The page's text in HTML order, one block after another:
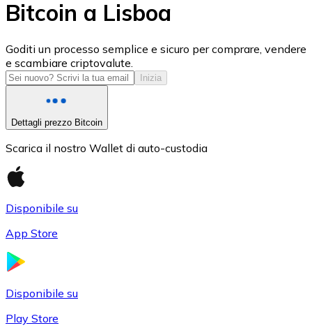
USD Coin
USDC
Bitcoin a Lisboa
Goditi un processo semplice e sicuro per comprare, vendere
e scambiare criptovalute.
Inizia
Dettagli prezzo Bitcoin
Scarica il nostro Wallet di auto-custodia
Disponibile su
App Store
Disponibile su
Play Store